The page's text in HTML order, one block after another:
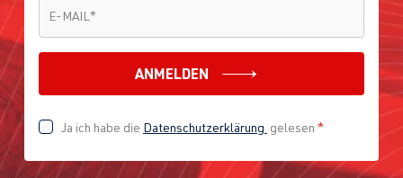
E-MAIL *
ANMELDEN
Ja ich habe die Datenschutzerklärung gelesen *